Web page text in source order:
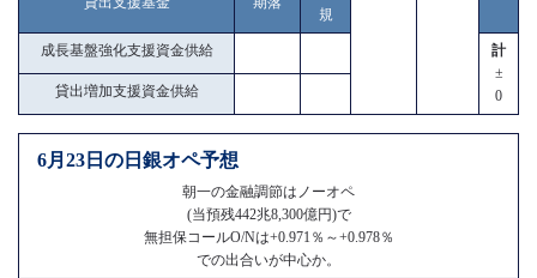
規
成長基盤強化支援資金供給
計
±
0
貸出増加支援資金供給
6月23日の日銀オペ予想
朝一の金融調節はノーオペ
(当預残442兆8,300億円)で
無担保コールO/Nは+0.971％～+0.978％
での出合いが中心か。